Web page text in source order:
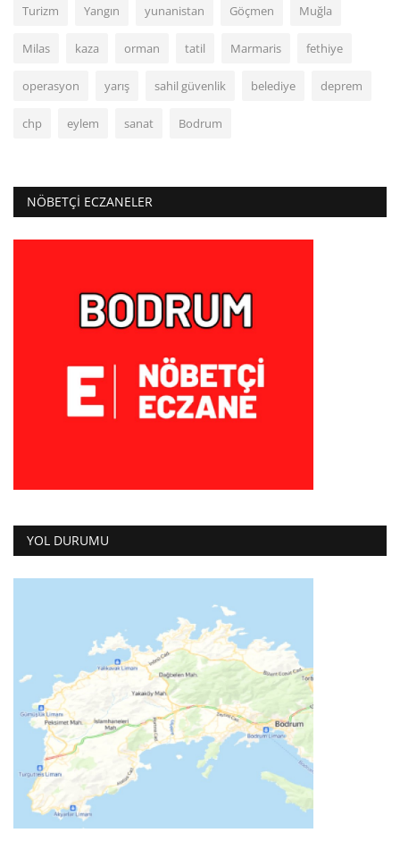
Turizm Yangın yunanistan Göçmen Muğla
Milas kaza orman tatil Marmaris fethiye
operasyon yarış sahil güvenlik belediye deprem
chp eylem sanat Bodrum
NÖBETÇI ECZANELER
YOL DURUMU